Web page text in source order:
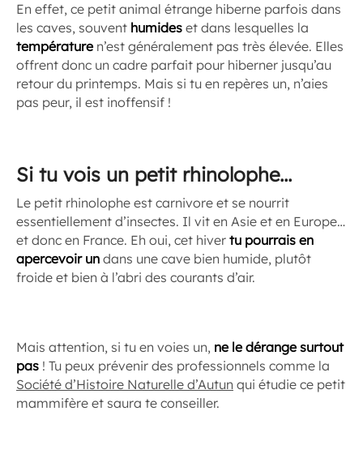
En effet, ce petit animal étrange hiberne parfois dans
les caves, souvent humides et dans lesquelles la
températuren’est généralement pas très élevée. Elles
offrent donc un cadre parfait pour hiberner jusqu’au
retour du printemps. Mais si tu en repères un, n’aies
pas peur, il est inoffensif !
Si tu vois un petit rhinolophe…
Le petit rhinolophe est carnivore et se nourrit
essentiellement d’insectes. Il vit en Asie et en Europe…
et donc en France. Eh oui, cet hiver tu pourrais en
apercevoir un dans une cave bien humide, plutôt
froide et bien à l’abri des courants d’air.
Mais attention, si tu en voies un, ne le dérange surtout
pas ! Tu peux prévenir des professionnels comme la
Société d’Histoire Naturelle d’Autun qui étudie ce petit
mammifère et saura te conseiller.